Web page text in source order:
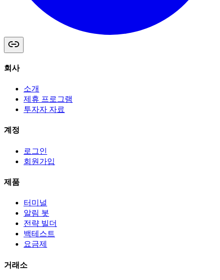
회사
소개
제휴 프로그램
투자자 자료
계정
로그인
회원가입
제품
터미널
알림 봇
전략 빌더
백테스트
요금제
거래소